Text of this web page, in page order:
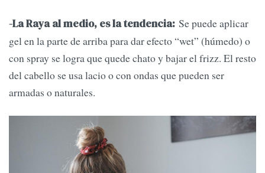
-La Raya al medio, es la tendencia: Se puede aplicar
gel en la parte de arriba para dar efecto “wet” (húmedo) o
con spray se logra que quede chato y bajar el frizz. El resto
del cabello se usa lacio o con ondas que pueden ser
armadas o naturales.